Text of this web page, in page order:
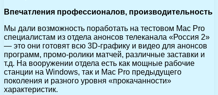
Впечатления профессионалов, производительность
Мы дали возможность поработать на тестовом Mac Pro
специалистам из отдела анонсов телеканала «Россия 2»
— это они готовят всю 3D-графику и видео для анонсов
программ, промо-ролики матчей, различные заставки и
т.д. На вооружении отдела есть как мощные рабочие
станции на Windows, так и Mac Pro предыдущего
поколения и разного уровня «прокачанности»
характеристик.